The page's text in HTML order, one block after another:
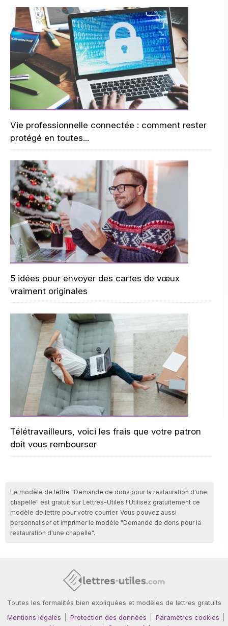
Vie professionnelle connectée : comment rester
protégé en toutes...
5 idées pour envoyer des cartes de vœux
vraiment originales
Télétravailleurs, voici les frais que votre patron
doit vous rembourser
Le modèle de lettre "Demande de dons pour la restauration d'une
chapelle" est gratuit sur Lettres-Utiles ! Utilisez gratuitement ce
modèle de lettre pour votre courrier. Vous pouvez aussi
personnaliser et imprimer le modèle "Demande de dons pour la
restauration d'une chapelle".
Toutes les formalités bien expliquées et modèles de lettres gratuits
Mentions légales
Protection des données
Paramètres cookies